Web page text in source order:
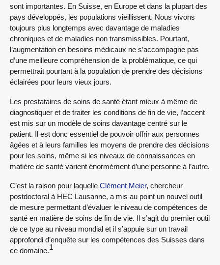
sont importantes. En Suisse, en Europe et dans la plupart des
pays développés, les populations vieillissent. Nous vivons
toujours plus longtemps avec davantage de maladies
chroniques et de maladies non transmissibles. Pourtant,
l’augmentation en besoins médicaux ne s’accompagne pas
d’une meilleure compréhension de la problématique, ce qui
permettrait pourtant à la population de prendre des décisions
éclairées pour leurs vieux jours.
Les prestataires de soins de santé étant mieux à même de
diagnostiquer et de traiter les conditions de fin de vie, l’accent
est mis sur un modèle de soins davantage centré sur le
patient. Il est donc essentiel de pouvoir offrir aux personnes
âgées et à leurs familles les moyens de prendre des décisions
pour les soins, même si les niveaux de connaissances en
matière de santé varient énormément d’une personne à l’autre.
C’est la raison pour laquelle Clément Meier, chercheur
postdoctoral à HEC Lausanne, a mis au point un nouvel outil
de mesure permettant d’évaluer le niveau de compétences de
santé en matière de soins de fin de vie. Il s’agit du premier outil
de ce type au niveau mondial et il s’appuie sur un travail
approfondi d’enquête sur les compétences des Suisses dans
ce domaine.1